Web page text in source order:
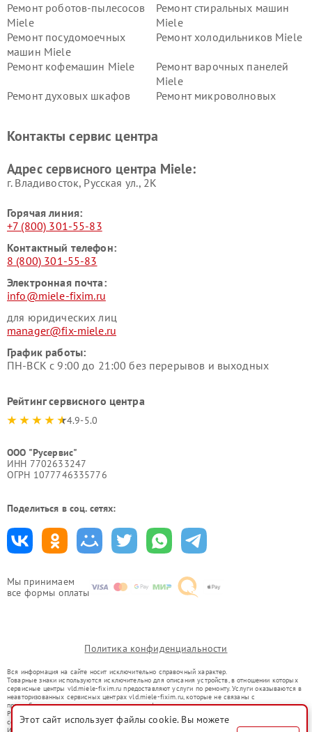
Мы принимаем
все формы оплаты
Ремонт роботов-пылесосов
Miele
Ремонт стиральных машин
Miele
Ремонт посудомоечных
машин Miele
Ремонт холодильников Miele
Ремонт кофемашин Miele
Ремонт варочных панелей
Miele
Ремонт духовых шкафов
Ремонт микроволновых
Miele
Miele
пылесосов Miele
Контакты сервис центра
Адрес сервисного центра Miele:
г. Владивосток, Русская ул., 2К
Горячая линия:
+7 (800) 301-55-83
Контактный телефон:
8 (800) 301-55-83
Электронная почта:
info@miele-fixim.ru
для юридических лиц
manager@fix-miele.ru
График работы:
ПН-ВСК с 9:00 до 21:00 без перерывов и выходных
Рейтинг сервисного центра
4.9-5.0
ООО "Русервис"
ИНН 7702633247
ОГРН 1077746335776
Поделиться в соц. сетях:
Политика конфиденциальности
Вся информация на сайте носит исключительно справочный характер.
Товарные знаки используются исключительно для описания устройств, в отношении которых
сервисные центры vld.miele-fixim.ru предоставляют услуги по ремонту. Услуги оказываются в
неавторизованных сервисных центрах vld.miele-fixim.ru, которые не связаны с
правообладателями товарных знаков или их официальными представителями.
Ремонт осуществляется для устройств, уже введенных в гражданский оборот в соответствии
со статьей 1487 ГК РФ.
Этот сайт использует файлы cookie. Вы можете